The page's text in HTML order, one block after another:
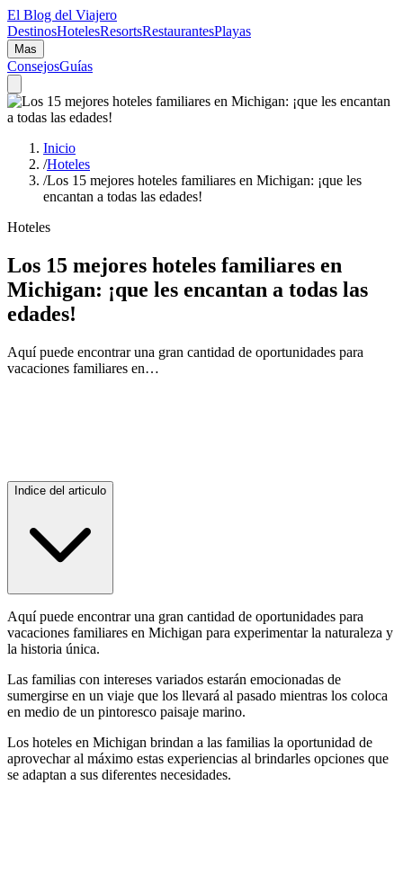
El Blog del Viajero
DestinosHotelesResortsRestaurantesPlayas
Mas
ConsejosGuías
Inicio
/Hoteles
/Los 15 mejores hoteles familiares en Michigan: ¡que les
encantan a todas las edades!
Hoteles
Los 15 mejores hoteles familiares en
Michigan: ¡que les encantan a todas las
edades!
Aquí puede encontrar una gran cantidad de oportunidades para
vacaciones familiares en…
Indice del articulo
Aquí puede encontrar una gran cantidad de oportunidades para
vacaciones familiares en Michigan para experimentar la naturaleza y
la historia única.
Las familias con intereses variados estarán emocionadas de
sumergirse en un viaje que los llevará al pasado mientras los coloca
en medio de un pintoresco paisaje marino.
Los hoteles en Michigan brindan a las familias la oportunidad de
aprovechar al máximo estas experiencias al brindarles opciones que
se adaptan a sus diferentes necesidades.